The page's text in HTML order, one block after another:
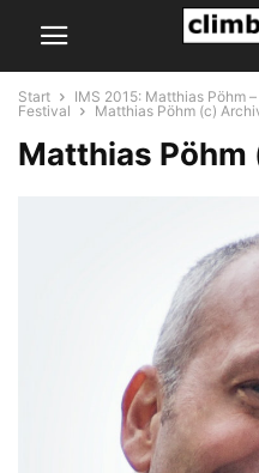
Start
IMS 2015: Matthias Pöhm
Festival
Matthias Pöhm (c)
Matthias Pöhm